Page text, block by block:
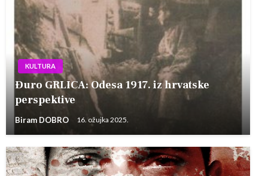
KULTURA
Đuro GRLICA: Odesa 1917. iz hrvatske
perspektive
Biram DOBRO 16. ožujka 2025.